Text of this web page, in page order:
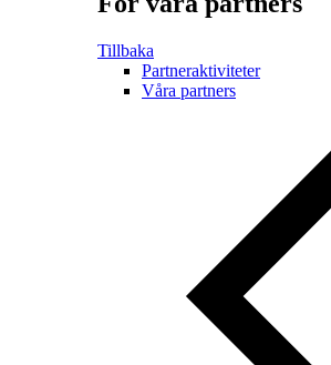
Tillbaka
Partneraktiviteter
Våra partners